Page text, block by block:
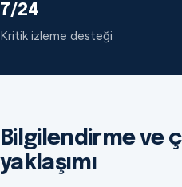
7/24
Kritik izleme desteği
Bilgilendirme ve
yaklaşımı